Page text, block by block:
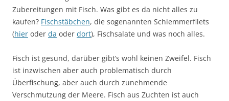
Zubereitungen mit Fisch. Was gibt es da nicht alles zu
kaufen? Fischstäbchen, die sogenannten Schlemmerfilets
(hier oder da oder dort), Fischsalate und was noch alles.
Fisch ist gesund, darüber gibt’s wohl keinen Zweifel. Fisch
ist inzwischen aber auch problematisch durch
Überfischung, aber auch durch zunehmende
Verschmutzung der Meere. Fisch aus Zuchten ist auch